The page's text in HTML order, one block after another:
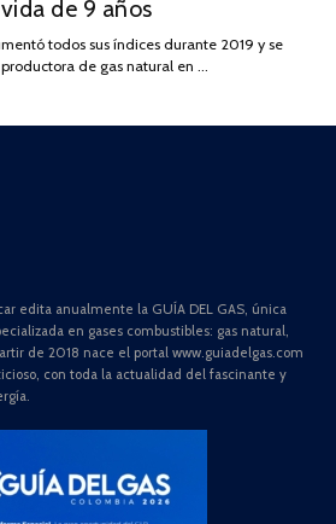
JULIO
2025
de 9 años
todos sus índices durante 2019 y se
de gas natural en …
edita anualmente la GUÍA DEL GAS, única
en gases combustibles: gas natural,
de 2018 nace el portal www.guiadelgas.com
con toda la actualidad del fascinante y